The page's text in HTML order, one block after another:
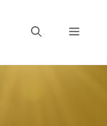
Menu